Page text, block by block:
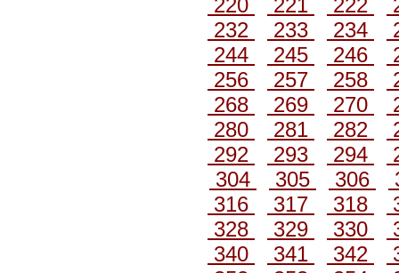
220 221 222
232
233 234
244
245 246
256
257 258
268
269 270
280
281 282
292
293 294
304
305 306
316
317 318
328
329 330
340
341 342